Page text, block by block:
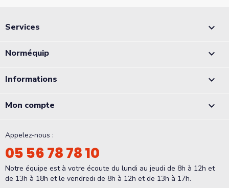
Services 
Norméquip 
Informations 
Mon compte 
Appelez-nous :
05 56 78 78 10
Notre équipe est à votre écoute du lundi au jeudi de 8h à 12h et
de 13h à 18h et le vendredi de 8h à 12h et de 13h à 17h.